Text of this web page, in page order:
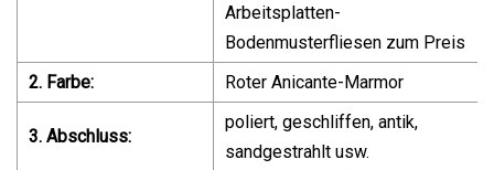
Arbeitsplatten-
Bodenmusterfliesen zum Preis
2. Farbe:
Roter Anicante-Marmor
3. Abschluss:
poliert, geschliffen, antik,
sandgestrahlt usw.